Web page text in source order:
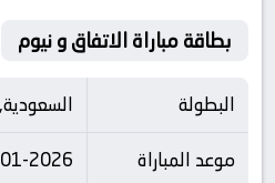
بطاقة مباراة الاتفاق و نيوم
البطولة
موعد المباراة
2026